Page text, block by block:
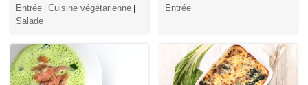
Entrée Cuisine végétarienne
Salade
Entrée